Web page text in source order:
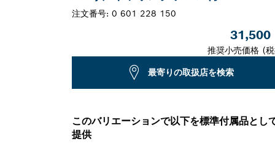
注文番号: 0 601 228 150
31,500
推奨小売価格 (
最寄りの取扱店を検索
このバリエーションで以下を標準付属品とし
提供